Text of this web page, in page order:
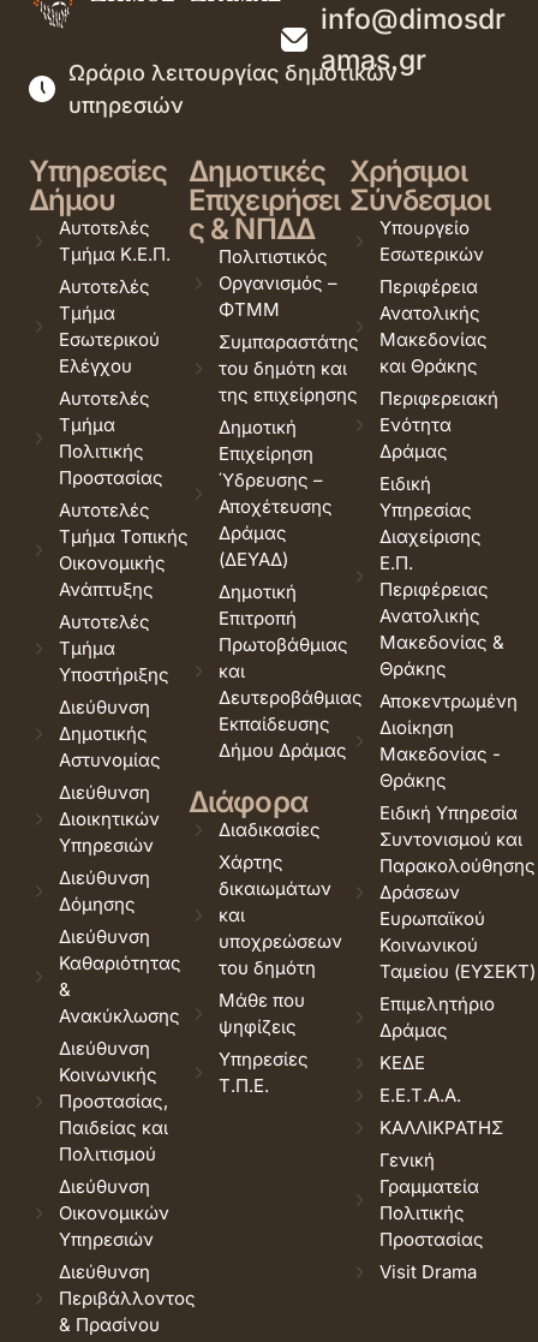
info@dimosdr
amas.gr
Ωράριο λειτουργίας δημοτικών
υπηρεσιών
Υπηρεσίες
Δήμου
Αυτοτελές
Τμήμα Κ.Ε.Π.
Αυτοτελές
Τμήμα
Εσωτερικού
Ελέγχου
Αυτοτελές
Τμήμα
Πολιτικής
Προστασίας
Αυτοτελές
Τμήμα Τοπικής
Οικονομικής
Ανάπτυξης
Αυτοτελές
Τμήμα
Υποστήριξης
Διεύθυνση
Δημοτικής
Αστυνομίας
Διεύθυνση
Διοικητικών
Υπηρεσιών
Διεύθυνση
Δόμησης
Διεύθυνση
Καθαριότητας
&
Ανακύκλωσης
Διεύθυνση
Κοινωνικής
Προστασίας,
Παιδείας και
Πολιτισμού
Διεύθυνση
Οικονομικών
Υπηρεσιών
Διεύθυνση
Περιβάλλοντος
& Πρασίνου
Δημοτικές
Επιχειρήσει
ς & ΝΠΔΔ
Πολιτιστικός
Οργανισμός –
ΦΤΜΜ
Συμπαραστάτης
του δημότη και
της επιχείρησης
Δημοτική
Επιχείρηση
Ύδρευσης –
Αποχέτευσης
Δράμας
(ΔΕΥΑΔ)
Δημοτική
Επιτροπή
Πρωτοβάθμιας
και
Δευτεροβάθμιας
Εκπαίδευσης
Δήμου Δράμας
Διάφορα
Διαδικασίες
Χάρτης
δικαιωμάτων
και
υποχρεώσεων
του δημότη
Μάθε που
ψηφίζεις
Υπηρεσίες
Τ.Π.Ε.
Χρήσιμοι
Σύνδεσμοι
Υπουργείο
Εσωτερικών
Περιφέρεια
Ανατολικής
Μακεδονίας
και Θράκης
Περιφερειακή
Ενότητα
Δράμας
Ειδική
Υπηρεσίας
Διαχείρισης
Ε.Π.
Περιφέρειας
Ανατολικής
Μακεδονίας &
Θράκης
Αποκεντρωμένη
Διοίκηση
Μακεδονίας -
Θράκης
Ειδική Υπηρεσία
Συντονισμού και
Παρακολούθησης
Δράσεων
Ευρωπαϊκού
Κοινωνικού
Ταμείου (ΕΥΣΕΚΤ)
Επιμελητήριο
Δράμας
ΚΕΔΕ
Ε.Ε.Τ.Α.Α.
ΚΑΛΛΙΚΡΑΤΗΣ
Γενική
Γραμματεία
Πολιτικής
Προστασίας
Visit Drama